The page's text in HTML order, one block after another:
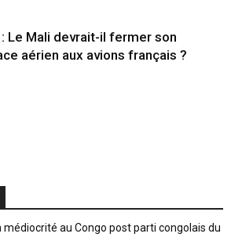
: Le Mali devrait-il fermer son
aérien aux avions français ?
médiocrité au Congo post parti congolais du